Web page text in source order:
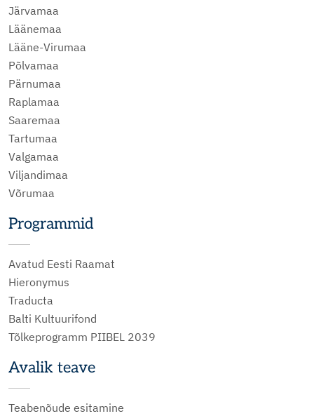
Järvamaa
Läänemaa
Lääne-Virumaa
Põlvamaa
Pärnumaa
Raplamaa
Saaremaa
Tartumaa
Valgamaa
Viljandimaa
Võrumaa
Programmid
Avatud Eesti Raamat
Hieronymus
Traducta
Balti Kultuurifond
Tõlkeprogramm PIIBEL 2039
Avalik teave
Teabenõude esitamine